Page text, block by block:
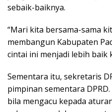
sebaik-baiknya.
“Mari kita bersama-sama
membangun Kabupaten
cintai ini menjadi lebih baik
Sementara itu, sekretaris
pimpinan sementara
bila mengacu kepada